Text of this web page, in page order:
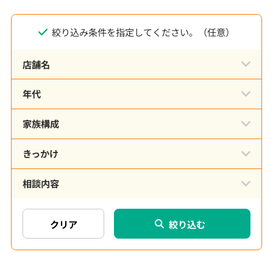
絞り込み条件を指定してください。（任意）
店舗名
年代
家族構成
きっかけ
相談内容
絞り込む